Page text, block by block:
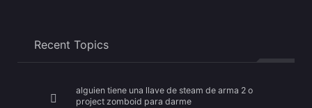
Recent Topics
alguien tiene una llave de steam de arma 2 o
project zomboid para darme